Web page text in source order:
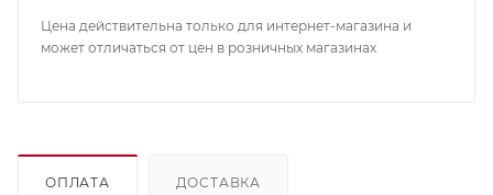
Цена действительна только для интернет-магазина и
может отличаться от цен в розничных магазинах
ОПЛАТА ДОСТАВКА